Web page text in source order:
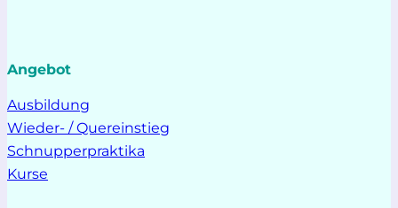
Angebot
Ausbildung
Wieder- / Quereinstieg
Schnupperpraktika
Kurse